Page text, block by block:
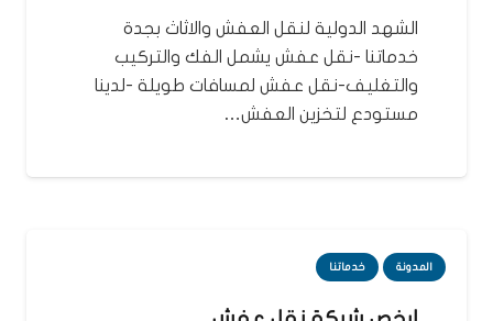
الشهد الدولية لنقل العفش والاثاث بجدة
خدماتنا -نقل عفش يشمل الفك والتركيب
والتغليف-نقل عفش لمسافات طويلة -لدينا
مستودع لتخزين العفش…
المدونة خدماتنا